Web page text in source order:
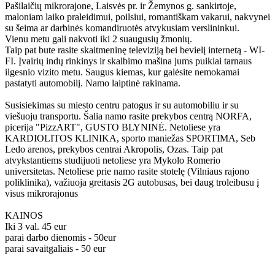
Pašilaičių mikrorajone, Laisvės pr. ir Žemynos g. sankirtoje,
maloniam laiko praleidimui, poilsiui, romantiškam vakarui, nakvynei
su šeima ar darbinės komandiruotės atvykusiam verslininkui.
Vienu metu gali nakvoti iki 2 suaugusių žmonių.
Taip pat bute rasite skaitmeninę televiziją bei bevielį internetą - WI-
FI. Įvairių indų rinkinys ir skalbimo mašina jums puikiai tarnaus
ilgesnio vizito metu. Saugus kiemas, kur galėsite nemokamai
pastatyti automobilį. Namo laiptinė rakinama.
Susisiekimas su miesto centru patogus ir su automobiliu ir su
viešuoju transportu. Šalia namo rasite prekybos centrą NORFA,
picerija "PizzART", GUSTO BLYNINĖ. Netoliese yra
KARDIOLITOS KLINIKA, sporto maniežas SPORTIMA, Seb
Ledo arenos, prekybos centrai Akropolis, Ozas. Taip pat
atvykstantiems studijuoti netoliese yra Mykolo Romerio
universitetas. Netoliese prie namo rasite stotelę (Vilniaus rajono
poliklinika), važiuoja greitasis 2G autobusas, bei daug troleibusu į
visus mikrorajonus
KAINOS
Iki 3 val. 45 eur
parai darbo dienomis - 50eur
parai savaitgaliais - 50 eur